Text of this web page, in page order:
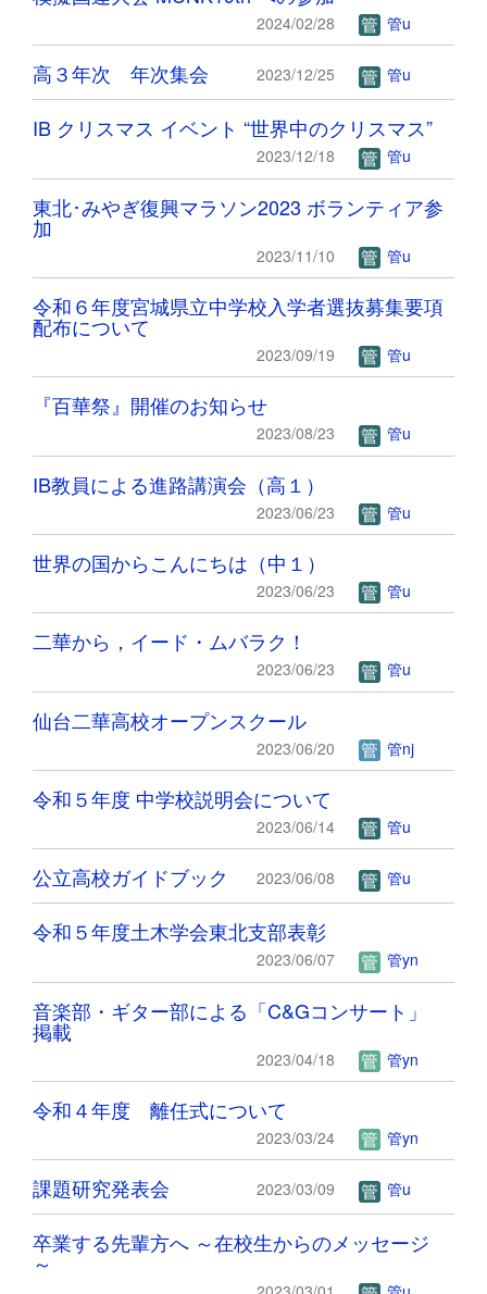
2024/02/28 管u
高３年次 年次集会 2023/12/25 管u
IB クリスマス イベント “世界中のクリスマス”
2023/12/18 管u
東北･みやぎ復興マラソン2023 ボランティア参
加
2023/11/10 管u
令和６年度宮城県立中学校入学者選抜募集要項
配布について
2023/09/19 管u
『百華祭』開催のお知らせ
2023/08/23 管u
IB教員による進路講演会（高１）
2023/06/23 管u
世界の国からこんにちは（中１）
2023/06/23 管u
二華から，イード・ムバラク！
2023/06/23 管u
仙台二華高校オープンスクール
2023/06/20 管nj
令和５年度 中学校説明会について
2023/06/14 管u
公立高校ガイドブック 2023/06/08 管u
令和５年度土木学会東北支部表彰
2023/06/07 管yn
音楽部・ギター部による「C&Gコンサート」
掲載
2023/04/18 管yn
令和４年度 離任式について
2023/03/24 管yn
課題研究発表会 2023/03/09 管u
卒業する先輩方へ ～在校生からのメッセージ
～